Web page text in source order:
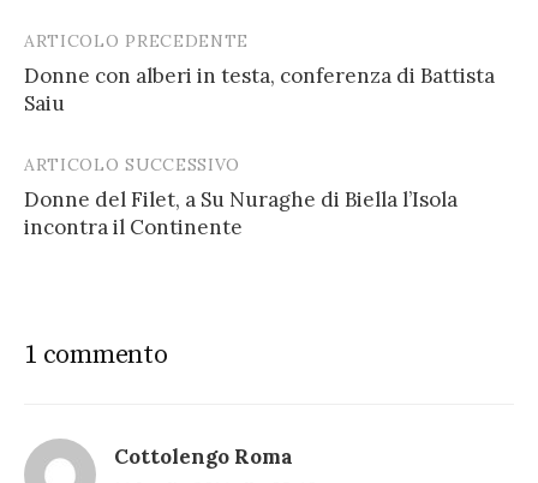
Post
navigation
ARTICOLO PRECEDENTE
Donne con alberi in testa, conferenza di Battista
Saiu
ARTICOLO SUCCESSIVO
Donne del Filet, a Su Nuraghe di Biella l’Isola
incontra il Continente
1 commento
Cottolengo Roma